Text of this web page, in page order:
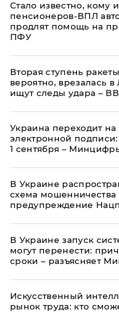
Стало известно, кому
пенсионеров-ВПЛ
продлят помощь на
ПФУ
Вторая ступень
вероятно, врезалась
ищут следы удара –
Украина переходит
электронной
1 сентября –
В Украине
схема мошенничества
предупреждение
В Украине запуск
могут перенести:
сроки – разъясняет
Искусственный
рынок труда: кто